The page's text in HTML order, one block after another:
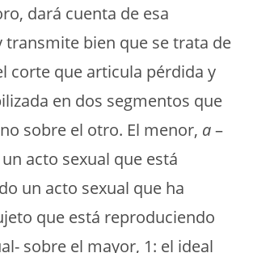
dará cuenta de esa
transmite bien que se trata de
corte que articula pérdida y
en dos segmentos que
sobre el otro. El menor, a–
acto sexual que está
un acto sexual que ha
que está reproduciendo
sobre el mayor, 1: el ideal